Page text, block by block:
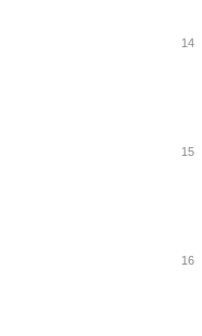
14
15
16